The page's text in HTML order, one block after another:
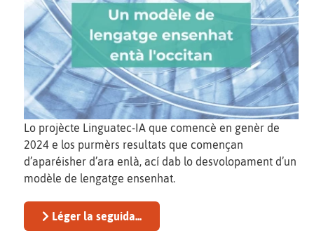
Lo projècte Linguatec-IA que comencè en genèr de
2024 e los purmèrs resultats que començan
d’aparéisher d’ara enlà, ací dab lo desvolopament d’un
modèle de lengatge ensenhat.
Léger la seguida...